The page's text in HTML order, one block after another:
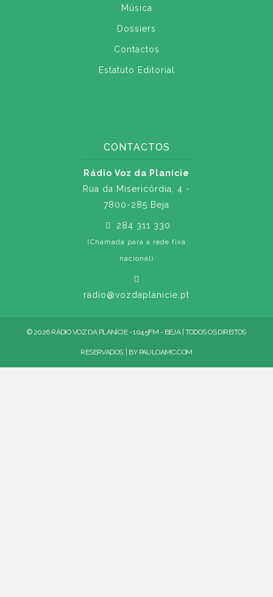
Música
Dossiers
Contactos
Estatuto Editorial
CONTACTOS
Rádio Voz da Planície
Rua da Misericórdia, 4 -
7800-285 Beja
284 311 330
(Chamada para a rede fixa
nacional)
radio@vozdaplanicie.pt
© 2026 RÁDIO VOZ DA PLANÍCIE - 104.5FM - BEJA | TODOS OS DIREITOS
RESERVADOS. | BY PAULOAMC.COM